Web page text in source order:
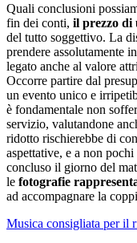
Quali conclusioni
fin dei conti, il prezzo di
del tutto soggettivo. La
prendere assolutamente
legato anche al valore
Occorre partire dal
un evento unico e
è fondamentale non
servizio, valutandone
ridotto rischierebbe di
aspettative, e a non
concluso il giorno del
le fotografie
ad accompagnare la
Navigazione
Musica consigliata per il